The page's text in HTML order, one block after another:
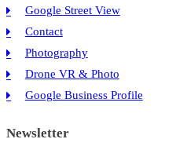
Google Street View
Contact
Photography
Drone VR & Photo
Google Business Profile
Newsletter